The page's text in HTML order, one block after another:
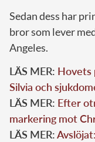
Sedan dess har
bror som lever
Angeles.
LÄS MER: Hovets
Silvia och
LÄS MER: Efter
markering mot
LÄS MER: